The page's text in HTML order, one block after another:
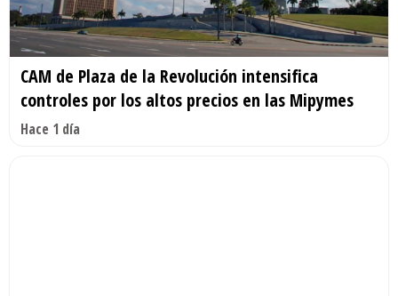
CAM de Plaza de la Revolución intensifica
controles por los altos precios en las Mipymes
Hace 1 día